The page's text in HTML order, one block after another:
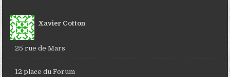
Xavier Cotton
25 rue de Mars
12 place du Forum